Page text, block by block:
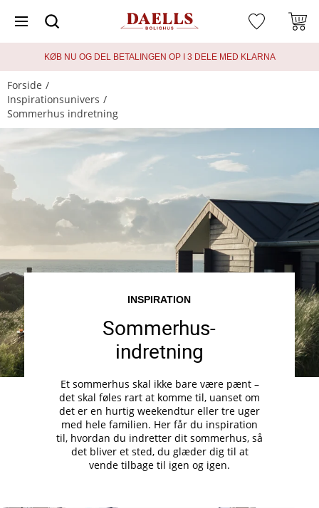
KØB NU OG DEL BETALINGEN OP I 3 DELE MED KLARNA
Forside
Inspirationsunivers
Sommerhus indretning
INSPIRATION
Sommerhus-
indretning
Et sommerhus skal ikke bare være pænt –
det skal føles rart at komme til, uanset om
det er en hurtig weekendtur eller tre uger
med hele familien. Her får du inspiration
til, hvordan du indretter dit sommerhus, så
det bliver et sted, du glæder dig til at
vende tilbage til igen og igen.